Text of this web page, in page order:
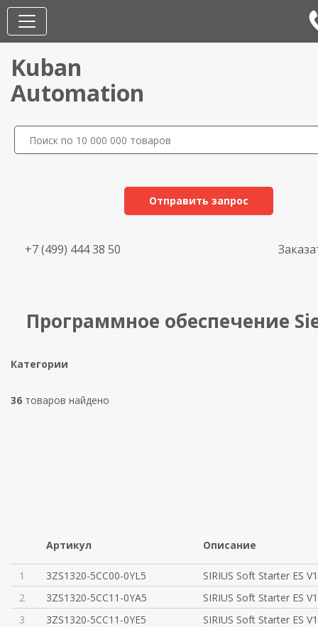
Kuban
Automation
Отправить запрос
+7 (499) 444 38 50
Программное обеспечение
Категории
36 товаров найдено
Артикул Описание
1 3ZS1320-5CC00-0YL5
SIRIUS Soft Starter ES
2
3ZS1320-5CC11-0YA5
SIRIUS Soft Starter ES
3
3ZS1320-5CC11-0YE5
SIRIUS Soft Starter ES